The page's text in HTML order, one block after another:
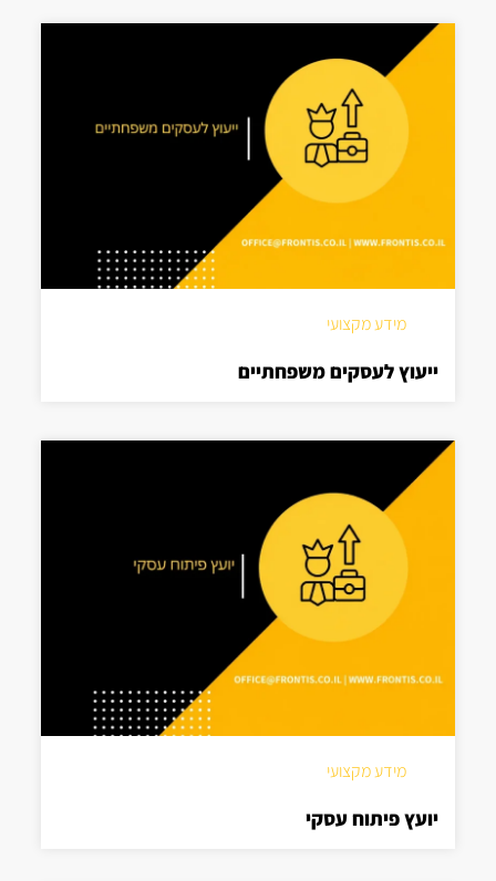
מידע מקצועי
ייעוץ לעסקים משפחתיים
מידע מקצועי
יועץ פיתוח עסקי